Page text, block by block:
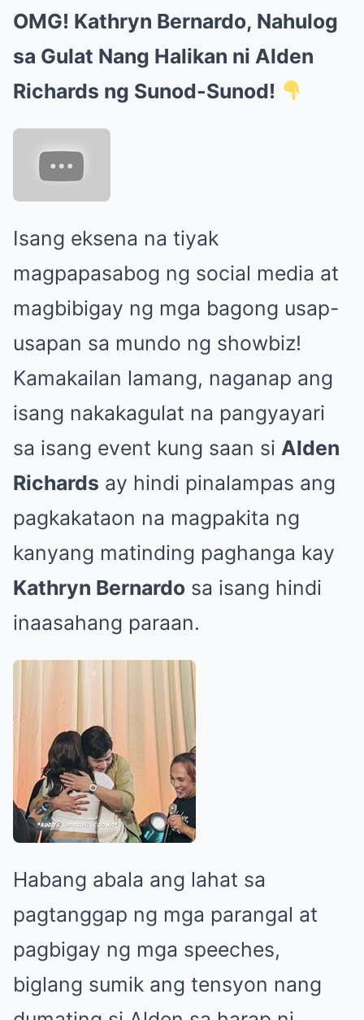
OMG! Kathryn Bernardo, Nahulog
sa Gulat Nang Halikan ni Alden
Richards ng Sunod-Sunod!
Isang eksena na tiyak
magpapasabog ng social media at
magbibigay ng mga bagong usap-
usapan sa mundo ng showbiz!
Kamakailan lamang, naganap ang
isang nakakagulat na pangyayari
sa isang event kung saan si Alden
Richards ay hindi pinalampas ang
pagkakataon na magpakita ng
kanyang matinding paghanga kay
Kathryn Bernardo sa isang hindi
inaasahang paraan.
Habang abala ang lahat sa
pagtanggap ng mga parangal at
pagbigay ng mga speeches,
biglang sumik ang tensyon nang